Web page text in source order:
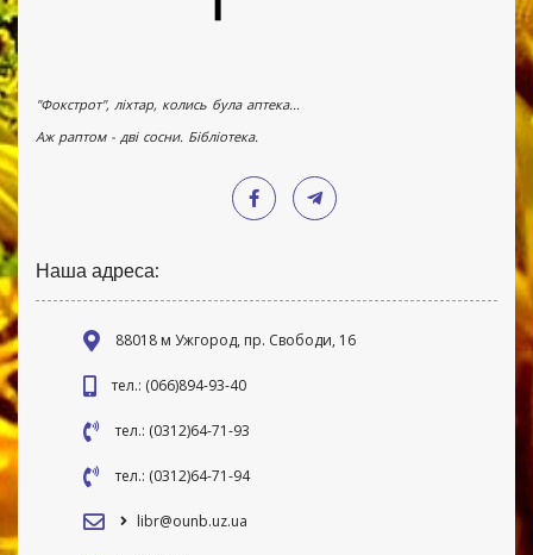
"Фокстрот", ліхтар, колись була аптека...
Аж раптом - дві сосни. Бібліотека.
Наша адреса:
88018 м Ужгород, пр. Свободи, 16
тел.: (066)894-93-40
тел.: (0312)64-71-93
тел.: (0312)64-71-94
libr@ounb.uz.ua